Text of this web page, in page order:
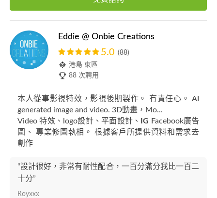
Eddie @ Onbie Creations
5.0 (88)
港島 東區
88 次聘用
本人從事影視特效，影視後期製作。 有責任心。 AI
generated image and video. 3D動畫，Mo...
Video 特效、logo設計、平面設計、
IG Facebook廣告
圖、 專業修圖執相。 根據客戶所提供資料和需求去
創作
“設計很好，非常有耐性配合，一百分滿分我比一百二
十分”
Royxxx